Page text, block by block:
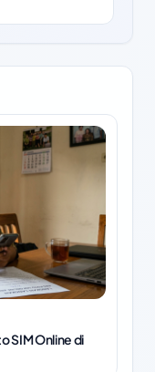
SIM Online di